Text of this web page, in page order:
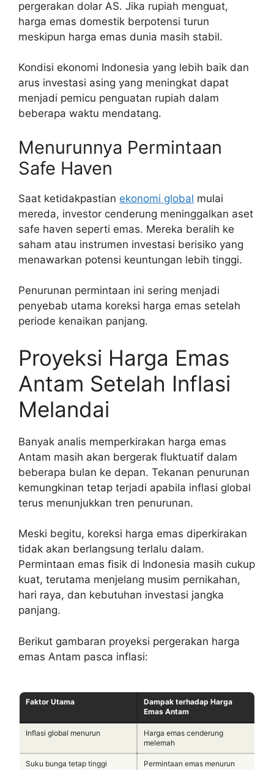
pergerakan dolar AS. Jika rupiah menguat,
harga emas domestik berpotensi turun
meskipun harga emas dunia masih stabil.
Kondisi ekonomi Indonesia yang lebih baik dan
arus investasi asing yang meningkat dapat
menjadi pemicu penguatan rupiah dalam
beberapa waktu mendatang.
Menurunnya Permintaan
Safe Haven
Saat ketidakpastian ekonomi global mulai
mereda, investor cenderung meninggalkan aset
safe haven seperti emas. Mereka beralih ke
saham atau instrumen investasi berisiko yang
menawarkan potensi keuntungan lebih tinggi.
Penurunan permintaan ini sering menjadi
penyebab utama koreksi harga emas setelah
periode kenaikan panjang.
Proyeksi Harga Emas
Antam Setelah Inflasi
Melandai
Banyak analis memperkirakan harga emas
Antam masih akan bergerak fluktuatif dalam
beberapa bulan ke depan. Tekanan penurunan
kemungkinan tetap terjadi apabila inflasi global
terus menunjukkan tren penurunan.
Meski begitu, koreksi harga emas diperkirakan
tidak akan berlangsung terlalu dalam.
Permintaan emas fisik di Indonesia masih cukup
kuat, terutama menjelang musim pernikahan,
hari raya, dan kebutuhan investasi jangka
panjang.
Berikut gambaran proyeksi pergerakan harga
emas Antam pasca inflasi:
Faktor Utama
Dampak terhadap Harga
Emas Antam
Inflasi global menurun
Harga emas cenderung
melemah
Suku bunga tetap tinggi Permintaan emas menurun